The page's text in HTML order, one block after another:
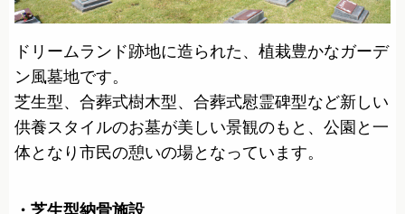
ドリームランド跡地に造られた、植栽豊かなガーデ
ン風墓地です。
芝生型、合葬式樹木型、合葬式慰霊碑型など新しい
供養スタイルのお墓が美しい景観のもと、公園と一
体となり市民の憩いの場となっています。
・芝生型納骨施設